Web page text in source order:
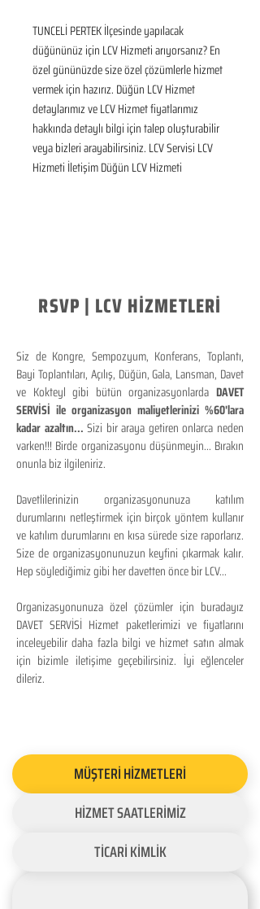
TUNCELİ PERTEK İlçesinde yapılacak
düğününüz için LCV Hizmeti arıyorsanız? En
özel gününüzde size özel çözümlerle hizmet
vermek için hazırız. Düğün LCV Hizmet
detaylarımız ve LCV Hizmet fiyatlarımız
hakkında detaylı bilgi için talep oluşturabilir
veya bizleri arayabilirsiniz. LCV Servisi LCV
Hizmeti İletişim Düğün LCV Hizmeti
RSVP | LCV HİZMETLERİ
Siz de Kongre, Sempozyum, Konferans, Toplantı,
Bayi Toplantıları, Açılış, Düğün, Gala, Lansman, Davet
ve Kokteyl gibi bütün organizasyonlarda DAVET
SERVİSİ ile organizasyon maliyetlerinizi %60'lara
kadar azaltın...Sizi bir araya getiren onlarca neden
varken!!! Birde organizasyonu düşünmeyin... Bırakın
onunla biz ilgileniriz.
Davetlilerinizin organizasyonunuza katılım
durumlarını netleştirmek için birçok yöntem kullanır
ve katılım durumlarını en kısa sürede size raporlarız.
Size de organizasyonunuzun keyfini çıkarmak kalır.
Hep söylediğimiz gibi her davetten önce bir LCV...
Organizasyonunuza özel çözümler için buradayız
DAVET SERVİSİ Hizmet paketlerimizi ve fiyatlarını
inceleyebilir daha fazla bilgi ve hizmet satın almak
için bizimle iletişime geçebilirsiniz. İyi eğlenceler
dileriz.
MÜŞTERİ HİZMETLERİ
HİZMET SAATLERİMİZ
TİCARİ KİMLİK